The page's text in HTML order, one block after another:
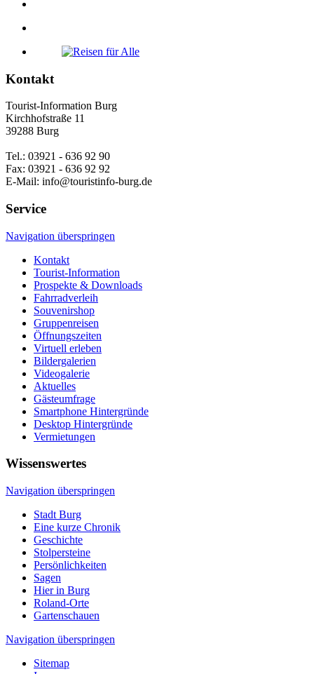
Kontakt
Tourist-Information Burg
Kirchhofstraße 11
39288 Burg
Tel.: 03921 - 636 92 90
Fax: 03921 - 636 92 92
E-Mail: info@touristinfo-burg.de
Service
Navigation überspringen
Kontakt
Tourist-Information
Prospekte & Downloads
Fahrradverleih
Souvenirshop
Gruppenreisen
Öffnungszeiten
Virtuell erleben
Bildergalerien
Videogalerie
Aktuelles
Gästeumfrage
Smartphone Hintergründe
Desktop Hintergründe
Vermietungen
Wissenswertes
Navigation überspringen
Stadt Burg
Eine kurze Chronik
Geschichte
Stolpersteine
Persönlichkeiten
Sagen
Hier in Burg
Roland-Orte
Gartenschauen
Navigation überspringen
Sitemap